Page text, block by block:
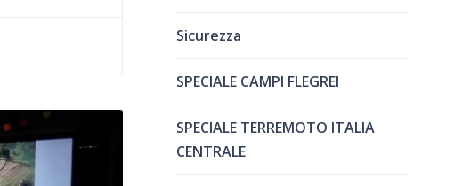
Sicurezza
SPECIALE CAMPI FLEGREI
SPECIALE TERREMOTO ITALIA
CENTRALE